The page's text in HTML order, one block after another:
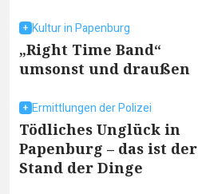
Kultur in Papenburg
„Right Time Band“
umsonst und draußen
Ermittlungen der Polizei
Tödliches Unglück in
Papenburg – das ist der
Stand der Dinge